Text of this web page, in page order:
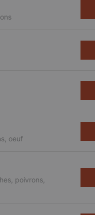
oeuf
poivrons,